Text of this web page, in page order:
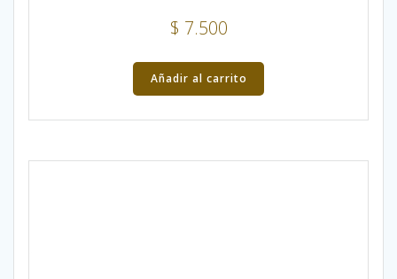
$ 7.500
Añadir al carrito